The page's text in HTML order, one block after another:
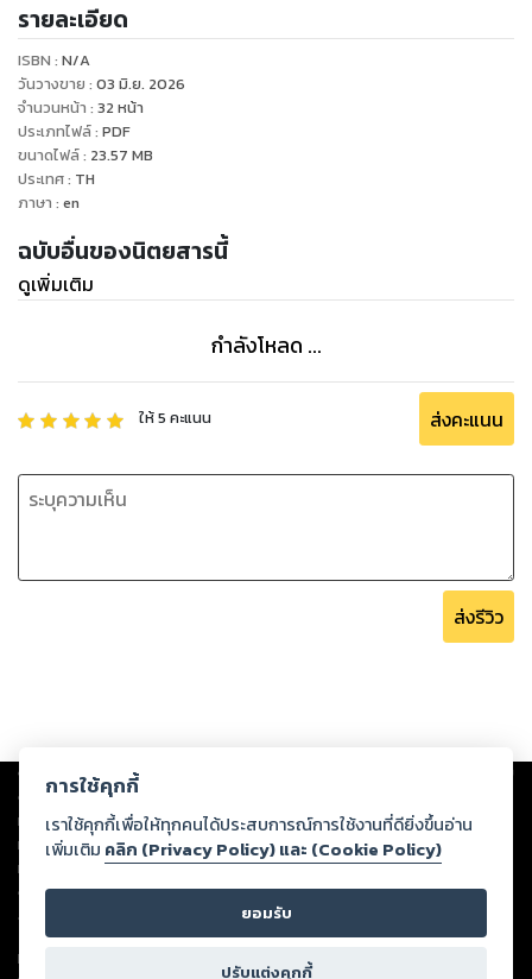
(Has same content as the printed paper.)
รายละเอียด
ISBN : N/A
วันวางขาย : 03 มิ.ย. 2026
จำนวนหน้า : 32 หน้า
ประเภทไฟล์: PDF
ขนาดไฟล์: 23.57 MB
ประเทศ: TH
ภาษา : en
ฉบับอื่นของนิตยสารนี้
ดูเพิ่มเติม
กำลังโหลด ...
ให้5 คะแนน ส่งคะแนน
ส่งรีวิว
Copyright © 2026
ต่อผลงานหรือเนื้อหาใดที่อัปโหลดผ่านเว็บไซต์และปรากฏว่าละเมิดสิทธิใน
ทรัพย์สินทางปัญญาของบุคคลอื่นหรือขัดต่อกฎหมายและศีลธรรม ดังนั้น ผู้อ่าน
ทุกท่านโปรดใช้วิจารณญาณในการกลั่นกรองด้วยตนเอง และหากท่านพบว่าส่วน
หนึ่งส่วนใดขัดต่อกฎหมายและศีลธรรม กรุณาแจ้งมายังบริษัท เพื่อทีมงานจะได้
ดำเนินการในทันที ทั้งนี้ ทางสตอรี่ล็อกขอสงวนลิขสิทธิ์ตามพระราชบัญญัติ
ลิขสิทธิ์ พ.ศ. 2537 (ฉบับล่าสุด)
For support: member@ookbee.com
การใช้คุกกี้
เราใช้คุกกี้เพื่อให้ทุกคนได้ประสบการณ์การใช้งานที่ดียิ่งขึ้นอ่าน
เพิ่มเติม คลิก (Privacy Policy) และ (Cookie Policy)
ยอมรับ
ปรับแต่งคุกกี้